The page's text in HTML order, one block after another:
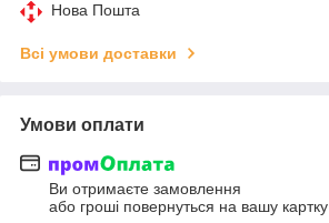
Нова Пошта
Всі умови доставки
Умови оплати
Ви отримаєте замовлення
або гроші повернуться на вашу картку